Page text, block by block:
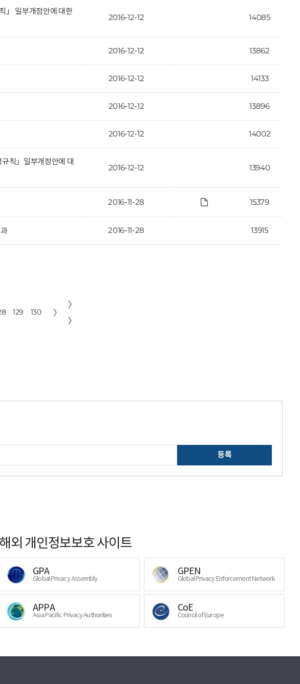
」 일부개정안에 대한
2016-12-12 14085
2016-12-12 13862
2016-12-12 14133
2016-12-12 13896
2016-12-12 14002
칙」일부개정안에 대
2016-12-12 13940
2016-11-28 15379
2016-11-28 13915
129 130 〉
〉
〉
등록
해외 개인정보보호 사이트
GPA
Global Privacy Assembly
GPEN
Global Privacy Enforcement Network
APPA
Asia Pacific Privacy Authorities
CoE
Council of Europe